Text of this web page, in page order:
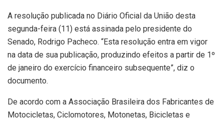
A resolução publicada no Diário Oficial da União desta
segunda-feira (11) está assinada pelo presidente do
Senado, Rodrigo Pacheco. “Esta resolução entra em vigor
na data de sua publicação, produzindo efeitos a partir de 1º
de janeiro do exercício financeiro subsequente”, diz o
documento.
De acordo com a Associação Brasileira dos Fabricantes de
Motocicletas, Ciclomotores, Motonetas, Bicicletas e